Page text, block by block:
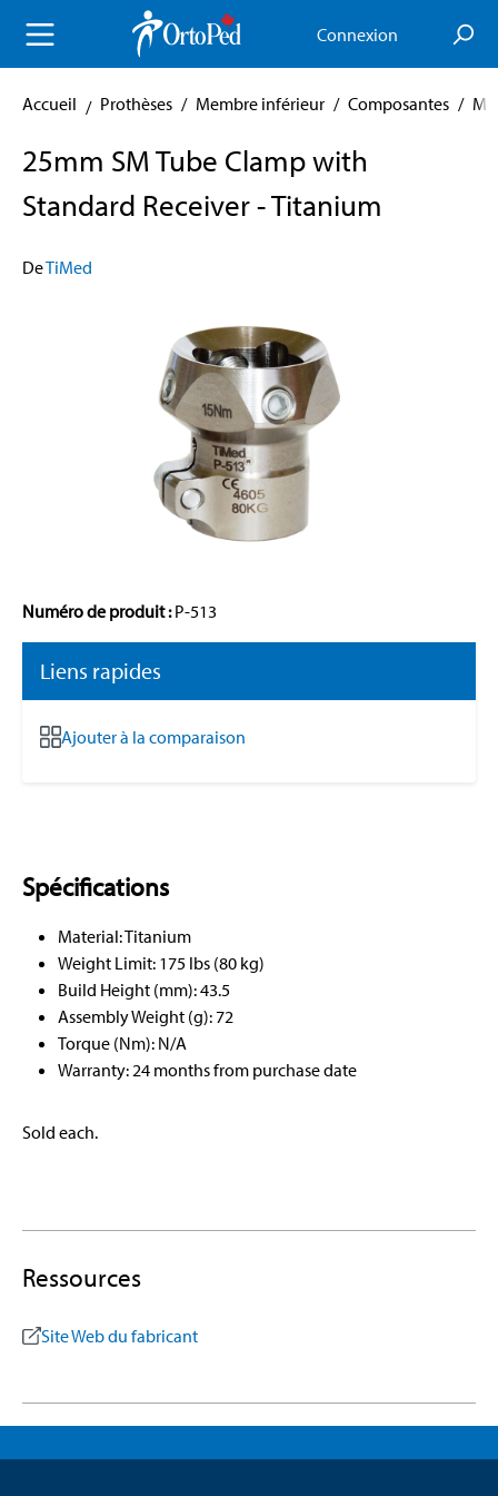
principal Connexion
Accueil Prothèses / Membre inférieur / Composantes /
25mm SM Tube Clamp with
Standard Receiver - Titanium
DeTiMed
Numéro de produit :P-513
Liens rapides
Ajouter à la comparaison
Spécifications
Material: Titanium
Weight Limit: 175 lbs (80 kg)
Build Height (mm): 43.5
Assembly Weight (g): 72
Torque (Nm): N/A
Warranty: 24 months from purchase date
Sold each.
Ressources
Site Web du fabricant